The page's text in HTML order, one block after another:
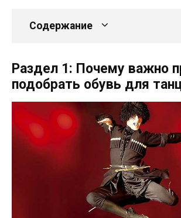
Содержание
Раздел 1: Почему важно
подобрать обувь для